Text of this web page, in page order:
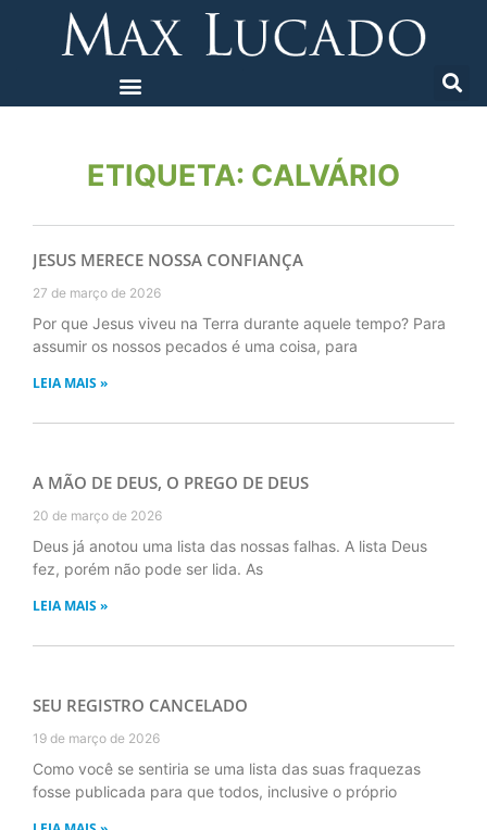
ETIQUETA: CALVÁRIO
JESUS MERECE NOSSA CONFIANÇA
27 de março de 2026
Por que Jesus viveu na Terra durante aquele tempo? Para
assumir os nossos pecados é uma coisa, para
LEIA MAIS »
A MÃO DE DEUS, O PREGO DE DEUS
20 de março de 2026
Deus já anotou uma lista das nossas falhas. A lista Deus
fez, porém não pode ser lida. As
LEIA MAIS »
SEU REGISTRO CANCELADO
19 de março de 2026
Como você se sentiria se uma lista das suas fraquezas
fosse publicada para que todos, inclusive o próprio